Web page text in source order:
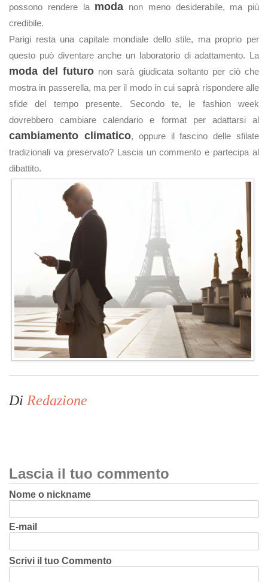
possono rendere la moda non meno desiderabile, ma più
credibile.
Parigi resta una capitale mondiale dello stile, ma proprio per
questo può diventare anche un laboratorio di adattamento. La
moda del futuro non sarà giudicata soltanto per ciò che
mostra in passerella, ma per il modo in cui saprà rispondere alle
sfide del tempo presente. Secondo te, le fashion week
dovrebbero cambiare calendario e format per adattarsi al
cambiamento climatico, oppure il fascino delle sfilate
tradizionali va preservato? Lascia un commento e partecipa al
dibattito.
Di Redazione
Lascia il tuo commento
Nome o nickname
E-mail
Scrivi il tuo Commento